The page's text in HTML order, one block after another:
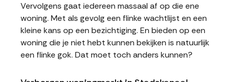
Vervolgens gaat iedereen massaal af op die ene
woning. Met als gevolg een flinke wachtlijst en een
kleine kans op een bezichtiging. En bieden op een
woning die je niet hebt kunnen bekijken is natuurlijk
een flinke gok. Dat moet toch anders kunnen?